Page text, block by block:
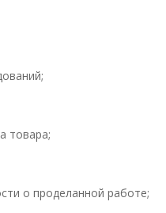
товара;
о проделанной работе;